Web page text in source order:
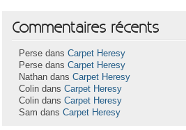
Commentaires récents
Perse dansCarpet Heresy
Perse dansCarpet Heresy
Nathan dansCarpet Heresy
Colin dansCarpet Heresy
Colin dansCarpet Heresy
Sam dansCarpet Heresy